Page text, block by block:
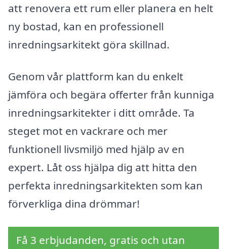
att renovera ett rum eller planera en helt
ny bostad, kan en professionell
inredningsarkitekt göra skillnad.
Genom vår plattform kan du enkelt
jämföra och begära offerter från kunniga
inredningsarkitekter i ditt område. Ta
steget mot en vackrare och mer
funktionell livsmiljö med hjälp av en
expert. Låt oss hjälpa dig att hitta den
perfekta inredningsarkitekten som kan
förverkliga dina drömmar!
Få 3 erbjudanden, gratis och utan